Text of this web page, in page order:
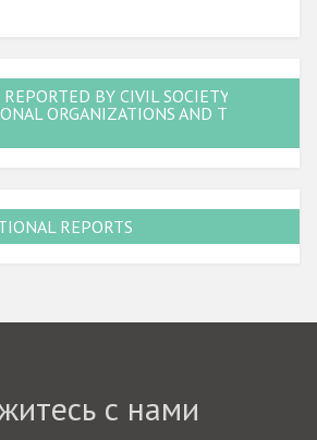
BY CIVIL SOCIETY,
ORGANIZATIONS AND THE
REPORTS
с нами